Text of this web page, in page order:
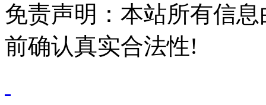
免责声明：本站所有信
前确认真实合法性!